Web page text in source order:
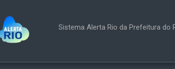
Sistema Alerta Rio da Prefeitura do